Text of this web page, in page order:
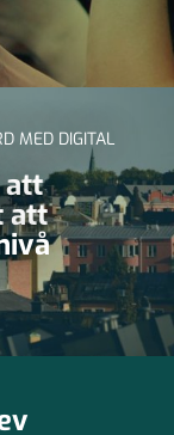
MED DIGITAL
att
att